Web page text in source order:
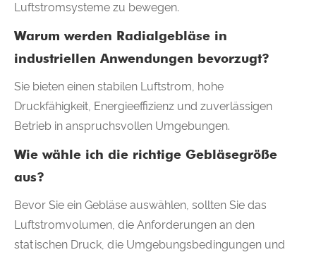
Luftstromsysteme zu bewegen.
Warum werden Radialgebläse in
industriellen Anwendungen bevorzugt?
Sie bieten einen stabilen Luftstrom, hohe
Druckfähigkeit, Energieeffizienz und zuverlässigen
Betrieb in anspruchsvollen Umgebungen.
Wie wähle ich die richtige Gebläsegröße
aus?
Bevor Sie ein Gebläse auswählen, sollten Sie das
Luftstromvolumen, die Anforderungen an den
statischen Druck, die Umgebungsbedingungen und